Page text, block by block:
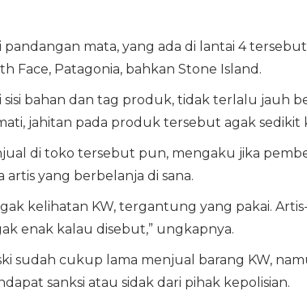
pandangan mata, yang ada di lantai 4
Face, Patagonia, bahkan Stone Island.
sisi bahan dan tag produk, tidak terlalu jauh
jahitan pada produk tersebut agak sedikit
di toko tersebut pun, mengaku jika
artis yang berbelanja di sana.
kelihatan KW, tergantung yang pakai.
enak kalau disebut,” ungkapnya.
sudah cukup lama menjual barang KW,
sanksi atau sidak dari pihak kepolisian.